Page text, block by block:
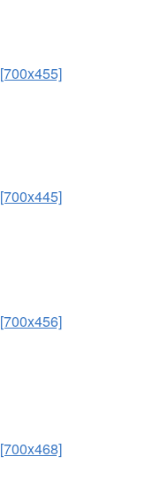
[700x455]
[700x445]
[700x456]
[700x468]